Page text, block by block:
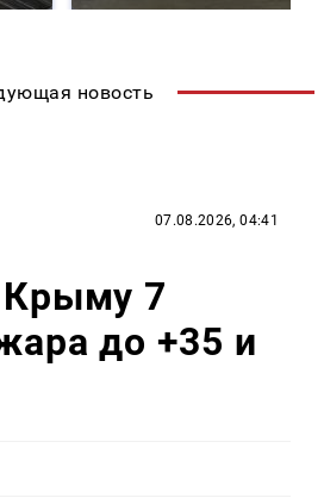
новость
07.08.2026, 04:41
Крыму 7
до +35 и